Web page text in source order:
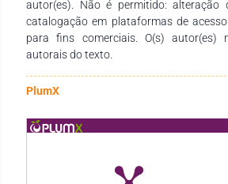
autor(es). Não é permitido: alteração
catalogação em plataformas de
para fins comerciais. O(s) autor(es)
autorais do texto.
PlumX